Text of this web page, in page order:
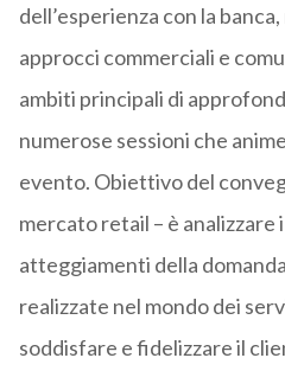
dell’esperienza con la
approcci commerciali e
ambiti principali di
numerose sessioni che
evento. Obiettivo del
mercato retail – è
atteggiamenti della
realizzate nel mondo dei
soddisfare e fidelizzare il